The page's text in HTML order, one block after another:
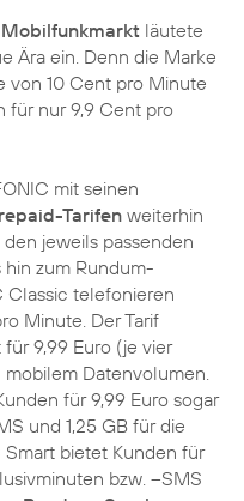
Mobilfunkmarkt läutete
Ära ein. Denn die Marke
von 10 Cent pro Minute
für nur 9,9 Cent pro
mit seinen
Tarifen weiterhin
jeweils passenden
zum Rundum-
Classic telefonieren
Minute. Der Tarif
für 9,99 Euro (je vier
mobilem Datenvolumen.
für 9,99 Euro sogar
und 1,25 GB für die
bietet Kunden für
bzw. –SMS